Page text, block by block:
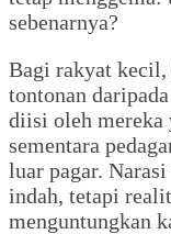
sebenarnya?
Bagi rakyat
tontonan
diisi oleh mereka
sementara
luar pagar.
indah, tetapi
menguntungkan